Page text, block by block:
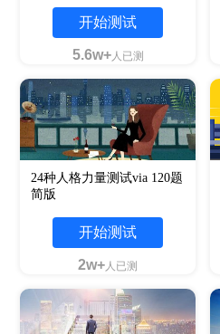
开始测试
5.6w+人已测
24种人格力量测试via 120题
简版
开始测试
2w+人已测